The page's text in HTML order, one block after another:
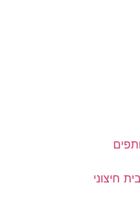
חיצוני